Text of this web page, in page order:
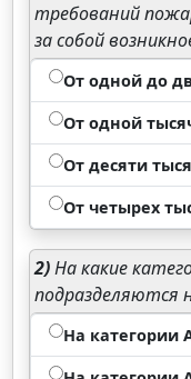
требований
за собой
От одной до
От одной
От десяти
От четырех
2)На какие
подразделяются
На категории